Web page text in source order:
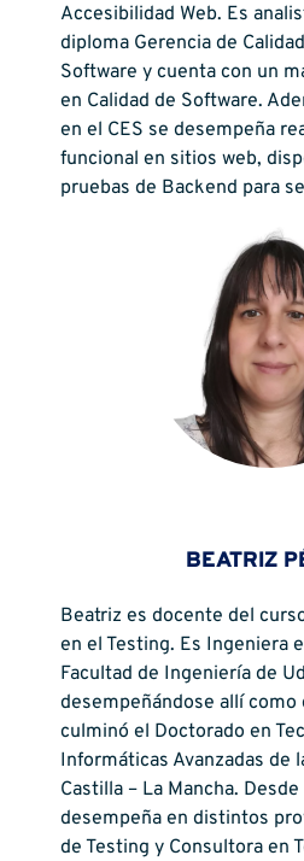
Accesibilidad Web. Es
diploma Gerencia de
Software y cuenta con un
en Calidad de Software.
en el CES se desempeña
funcional en sitios web,
pruebas de Backend para
BEATRIZ
Beatriz es docente del
en el Testing. Es Ingeniera
Facultad de Ingeniería de
desempeñándose allí como
culminó el Doctorado en
Informáticas Avanzadas de
Castilla – La Mancha.
desempeña en distintos
de Testing y Consultora en